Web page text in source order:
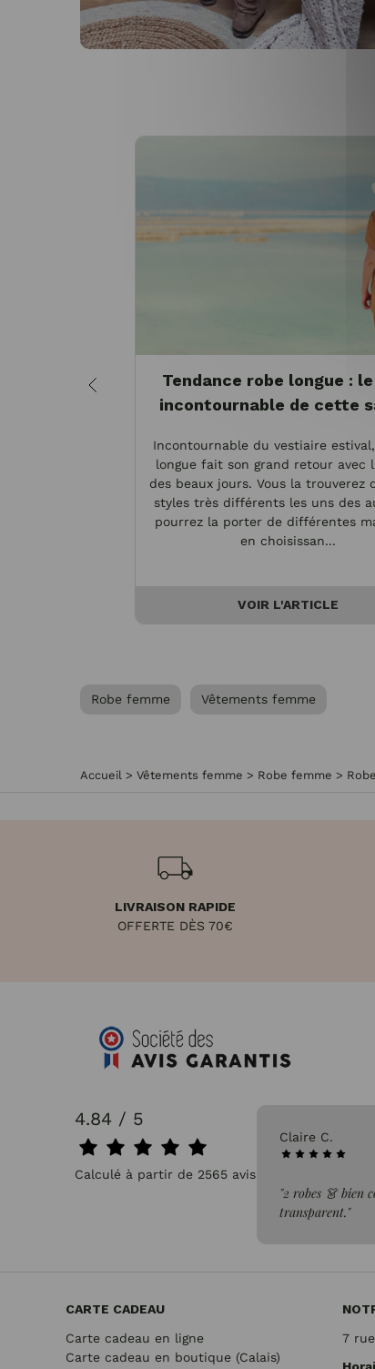
Tendance robe longue :
incontournable de cette
Incontournable du vestiaire
longue fait son grand retour avec
des beaux jours. Vous la trouverez
styles très différents les uns des
pourrez la porter de différentes
en choisissan...
VOIR L'ARTICLE
Robe femme Vêtements femme
Accueil > Vêtements femme > Robe femme >
LIVRAISON RAPIDE
OFFERTE DÈS 70€
4.84 / 5
Calculé à partir de 2565 avis.
31/07/2026
coupées dans un tissus léger, confortable et non
CARTE CADEAU
Carte cadeau en ligne
Carte cadeau en boutique (Calais)
7